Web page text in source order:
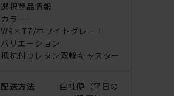
選択商品情報
カラー
W9×T7/ホワイトグレーＴ
バリエーション
抵抗付ウレタン双輪キャスター
配送方法
自社便（平日の